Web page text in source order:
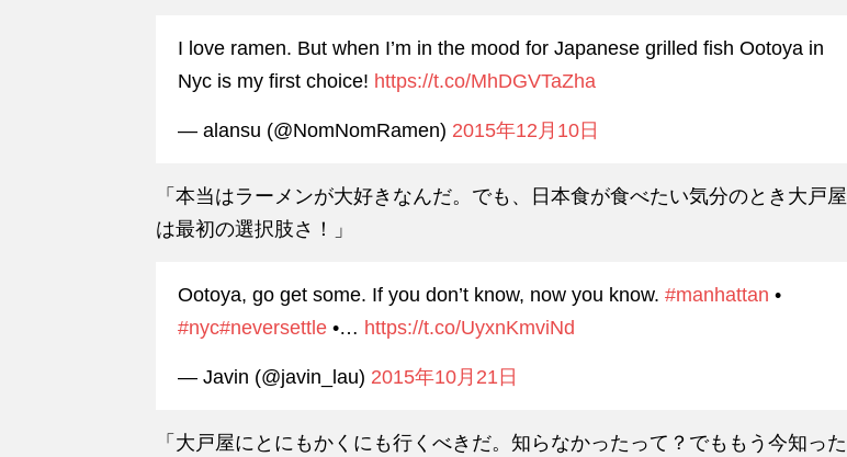
I love ramen. But when I’m in the mood for Japanese grilled fish Ootoya in
Nyc is my first choice! https://t.co/MhDGVTaZha
— alansu (@NomNomRamen) 2015年12月10日
「本当はラーメンが大好きなんだ。でも、日本食が食べたい気分のとき大戸屋
は最初の選択肢さ！」
Ootoya, go get some. If you don’t know, now you know. #manhattan •
#nyc#neversettle •… https://t.co/UyxnKmviNd
— Javin (@javin_lau) 2015年10月21日
「大戸屋にとにもかくにも行くべきだ。知らなかったって？でももう今知った